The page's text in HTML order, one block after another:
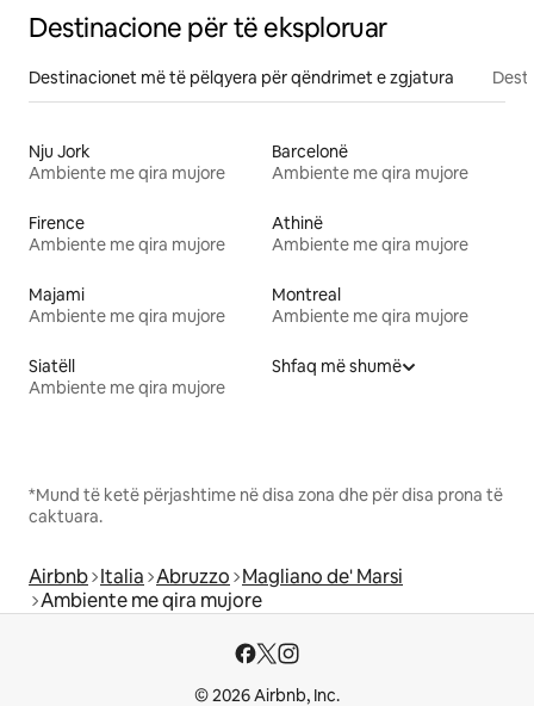
Destinacione për të eksploruar
Destinacionet më të pëlqyera për qëndrimet e zgjatura
Nju Jork
Ambiente me qira mujore
Barcelonë
Ambiente me qira mujore
Firence
Ambiente me qira mujore
Athinë
Ambiente me qira mujore
Majami
Ambiente me qira mujore
Montreal
Ambiente me qira mujore
Siatëll
Ambiente me qira mujore
Shfaq më shumë
*Mund të ketë përjashtime në disa zona dhe për disa prona të
caktuara.
Airbnb Italia Abruzzo Magliano de' Marsi
Ambiente me qira mujore
© 2026 Airbnb, Inc.